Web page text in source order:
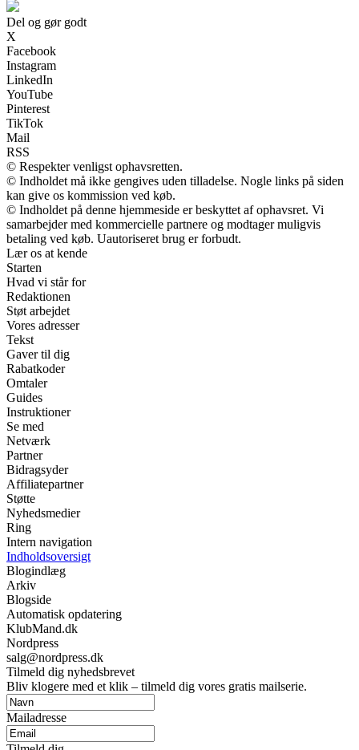
Del og gør godt
X
Facebook
Instagram
LinkedIn
YouTube
Pinterest
TikTok
Mail
RSS
© Respekter venligst ophavsretten.
© Indholdet må ikke gengives uden tilladelse. Nogle links på siden
kan give os kommission ved køb.
© Indholdet på denne hjemmeside er beskyttet af ophavsret. Vi
samarbejder med kommercielle partnere og modtager muligvis
betaling ved køb. Uautoriseret brug er forbudt.
Lær os at kende
Starten
Hvad vi står for
Redaktionen
Støt arbejdet
Vores adresser
Tekst
Gaver til dig
Rabatkoder
Omtaler
Guides
Instruktioner
Se med
Netværk
Partner
Bidragsyder
Affiliatepartner
Støtte
Nyhedsmedier
Ring
Intern navigation
Indholdsoversigt
Blogindlæg
Arkiv
Blogside
Automatisk opdatering
KlubMand.dk
Nordpress
salg@nordpress.dk
Tilmeld dig nyhedsbrevet
Bliv klogere med et klik – tilmeld dig vores gratis mailserie.
Mailadresse